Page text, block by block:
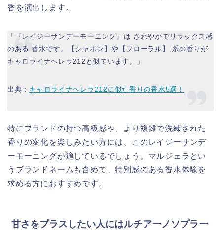
香を演出します。
「『レイジーサンデーモーニング』は さわやかでリラックス感
のある 香水です。【シャボン】や【フローラル】 系の香りが
キャロライナヘレラ212と似ています。」
出典： キャロライナヘレラ212に似た香りの香水5選！
特にブランドの持つ高級感や、より複雑で洗練された
香りの変化を楽しみたい方には、このレイジーサンデ
ーモーニングが適しているでしょう。マルジェラとい
うブランドネームも含めて、特別感のある香水体験を
求める方におすすめです。
甘さをプラスしたい人にはルチアーノソプラー